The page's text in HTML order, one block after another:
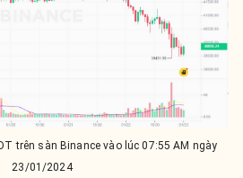
trên sàn Binance vào lúc 07:55 AM ngày
23/01/2024